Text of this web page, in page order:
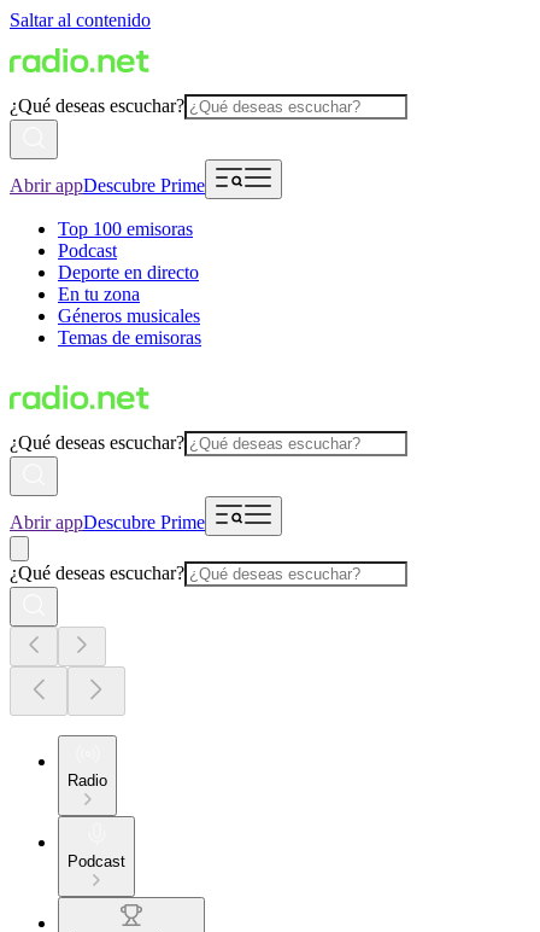
Saltar al contenido
¿Qué deseas escuchar?
Abrir appDescubre Prime
Top 100 emisoras
Podcast
Deporte en directo
En tu zona
Géneros musicales
Temas de emisoras
¿Qué deseas escuchar?
Abrir appDescubre Prime
¿Qué deseas escuchar?
Radio
Podcast